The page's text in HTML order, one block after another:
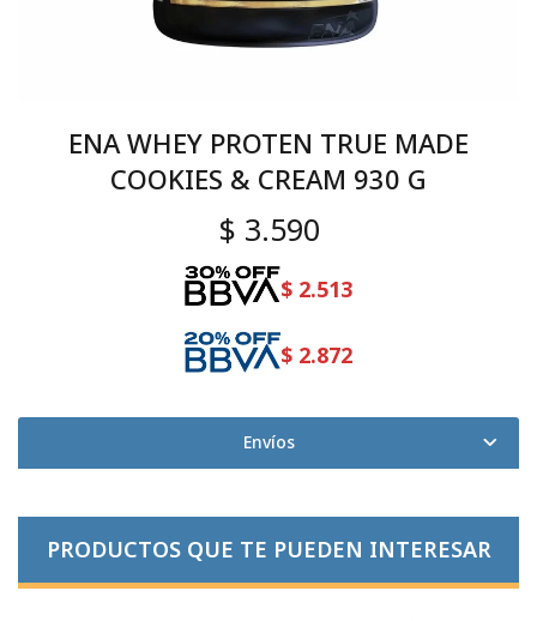
ENA WHEY PROTEN TRUE MADE
COOKIES & CREAM 930 G
$ 3.590
$ 2.513
$ 2.872
Envíos
PRODUCTOS QUE TE PUEDEN INTERESAR